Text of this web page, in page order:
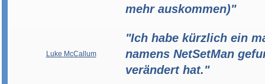
mehr auskommen)"
Luke McCallum
"Ich habe kürzlich ein
namens NetSetMan
verändert hat."